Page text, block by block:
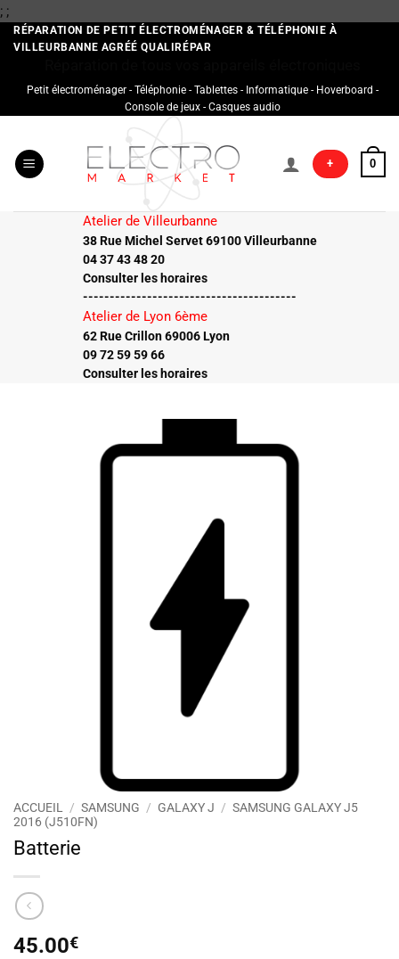
; ;Passer
au
contenu
RÉPARATION DE PETIT ÉLECTROMÉNAGER & TÉLÉPHONIE À
VILLEURBANNE AGRÉÉ QUALIRÉPAR
Petit électroménager - Téléphonie - Tablettes - Informatique - Hoverboard -
Console de jeux - Casques audio
+ 0
Atelier de Villeurbanne
38 Rue Michel Servet 69100 Villeurbanne
04 37 43 48 20
Consulter les horaires
----------------------------------------
Atelier de Lyon 6ème
62 Rue Crillon 69006 Lyon
09 72 59 59 66
Consulter les horaires
ACCUEIL / SAMSUNG / GALAXY J / SAMSUNG GALAXY J5
2016 (J510FN)
Batterie
45.00€